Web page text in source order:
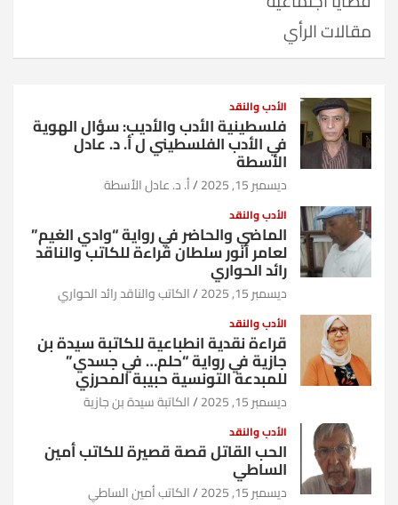
مقالات الرأي
الأدب والنقد
فلسطينية الأدب والأديب: سؤال الهوية
في الأدب الفلسطيني ل أ. د. عادل
الأسطة
ديسمبر 15, 2025 أ. د. عادل الأسطة
الأدب والنقد
الماضي والحاضر في رواية “وادي الغيم”
لعامر أنور سلطان قراءة للكاتب والناقد
رائد الحواري
ديسمبر 15, 2025 الكاتب والناقد رائد الحواري
الأدب والنقد
قراءة نقدية انطباعية للكاتبة سيدة بن
جازية في رواية “حلم… في جسدي”
للمبدعة التونسية حبيبة المحرزي
ديسمبر 15, 2025 الكاتبة سيدة بن جازية
الأدب والنقد
الحب القاتل قصة قصيرة للكاتب أمين
الساطي
ديسمبر 15, 2025 الكاتب أمين الساطي